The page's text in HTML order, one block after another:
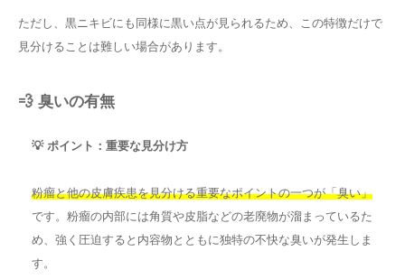
ただし、黒ニキビにも同様に黒い点が見られるため、この特徴だけで
見分けることは難しい場合があります。
💨 臭いの有無
💡 ポイント：重要な見分け方
粉瘤と他の皮膚疾患を見分ける重要なポイントの一つが「臭い」
です。粉瘤の内部には角質や皮脂などの老廃物が溜まっているた
め、強く圧迫すると内容物とともに独特の不快な臭いが発生しま
す。